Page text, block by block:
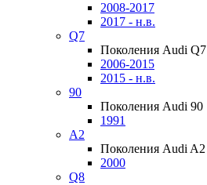
2008-2017
2017 - н.в.
Q7
Поколения Audi Q7
2006-2015
2015 - н.в.
90
Поколения Audi 90
1991
A2
Поколения Audi A2
2000
Q8